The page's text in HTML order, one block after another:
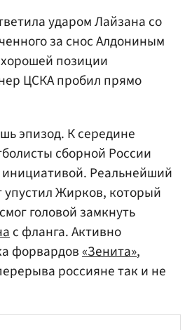
ударом Лайзана со
за снос Алдониным
позиции
ЦСКА пробил прямо
эпизод. К середине
сборной России
Реальнейший
упустил Жирков, который
головой замкнуть
с фланга. Активно
форвардов«Зенита»,
россияне так и не